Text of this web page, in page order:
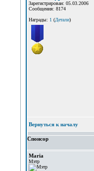
Зарегистрирован: 05.03.2006
Сообщения: 8174
Награды: 1(Детали)
Вернуться к началу
Спонсор
Maria
Мэтр